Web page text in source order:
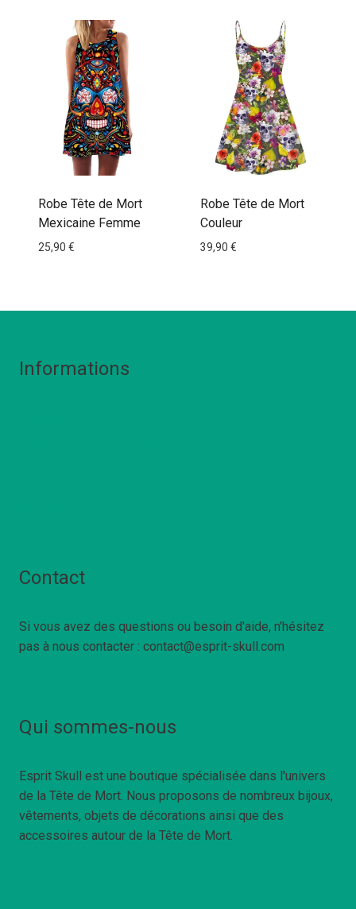
Robe Tête de Mort
Mexicaine Femme
25,90 €
Robe Tête de Mort
Couleur
39,90 €
Informations
Contact
Si vous avez des questions ou besoin d'aide, n'hésitez
pas à nous contacter : contact@esprit-skull.com
Qui sommes-nous
Esprit Skull est une boutique spécialisée dans l'univers
de la Tête de Mort. Nous proposons de nombreux bijoux,
vêtements, objets de décorations ainsi que des
accessoires autour de la Tête de Mort.